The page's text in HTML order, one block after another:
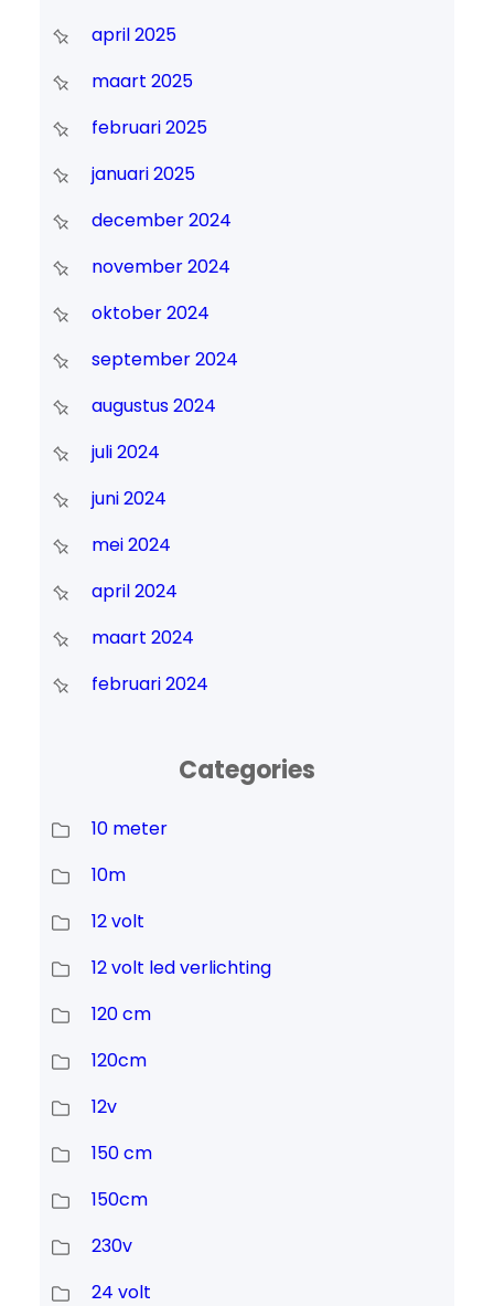
april 2025
maart 2025
februari 2025
januari 2025
december 2024
november 2024
oktober 2024
september 2024
augustus 2024
juli 2024
juni 2024
mei 2024
april 2024
maart 2024
februari 2024
Categories
10 meter
10m
12 volt
12 volt led verlichting
120 cm
120cm
12v
150 cm
150cm
230v
24 volt